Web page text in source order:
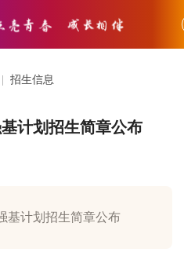
招生信息
计划招生简章公布
基计划招生简章公布